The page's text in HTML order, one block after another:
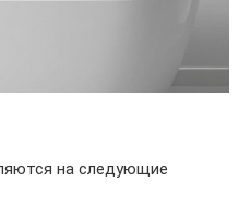
на следующие